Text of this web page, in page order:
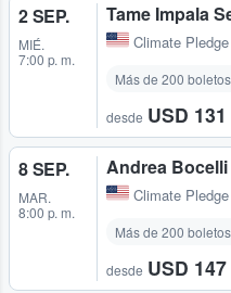
2 SEP.
MIÉ.
7:00 p. m.
Tame Impala
Climate
Más de 200
desde USD 131
8 SEP.
MAR.
8:00 p. m.
Andrea
Climate
Más de 200
desde USD 147